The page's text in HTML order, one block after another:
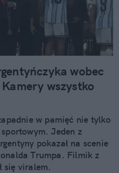
wobec
wszystko
w pamięć nie tylko
Jeden z
pokazał na scenie
Trumpa. Filmik z
się viralem.